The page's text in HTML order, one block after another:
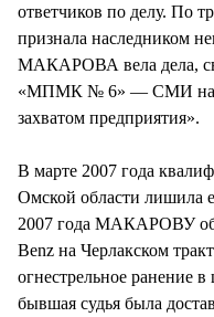
ответчиков по делу. По
признала наследником
МАКАРОВА вела дела,
«МПМК № 6» — СМИ
захватом предприятия».
В марте 2007 года
Омской области лишила
2007 года МАКАРОВУ
Benz на Черлакском
огнестрельное ранение
бывшая судья была